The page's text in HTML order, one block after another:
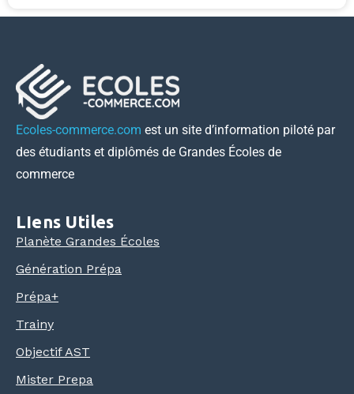
Ecoles-commerce.com est un site d’information piloté par
des étudiants et diplômés de Grandes Écoles de
commerce
LIens Utiles
Planète Grandes Écoles
Génération Prépa
Prépa+
Trainy
Objectif AST
Mister Prepa